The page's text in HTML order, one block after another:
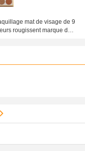
mat de visage de 9
rougissent marque de